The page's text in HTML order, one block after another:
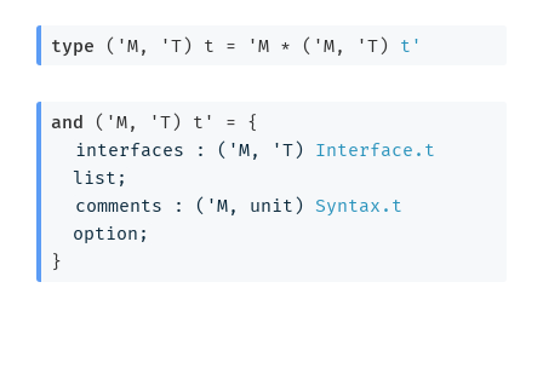
type ('M, 'T) t = 'M * ( 'M, 'T) t'
and ('M, 'T) t' = {
interfaces : ( 'M, 'T)
Interface.t
list ;
comments : ( 'M, unit)
Syntax.t
option ;
}